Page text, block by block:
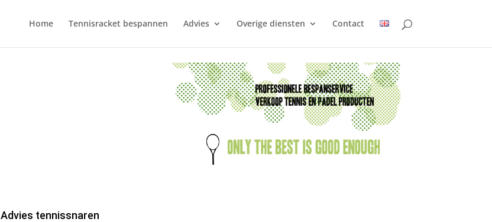
Home Tennisracket bespannen Advies Overige diensten Contact
Advies tennissnaren